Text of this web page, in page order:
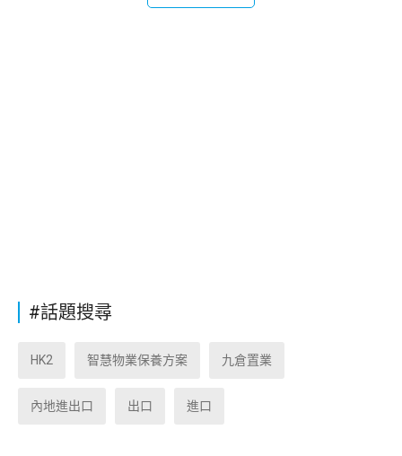
#話題搜尋
HK2 智慧物業保養方案 九倉置業
內地進出口 出口 進口